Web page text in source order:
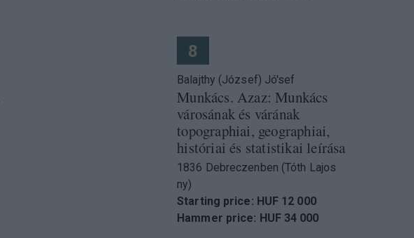
8
Balajthy (József) Jó'sef
Munkács. Azaz: Munkács
városának és várának
topographiai, geographiai,
históriai és statistikai leírása
1836 Debreczenben (Tóth Lajos
ny)
Starting price: HUF 12 000
Hammer price: HUF 34 000